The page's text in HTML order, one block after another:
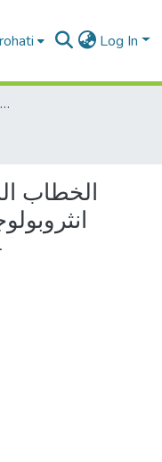
Log In
Université Mohammed Premier - Oujda
الخطاب